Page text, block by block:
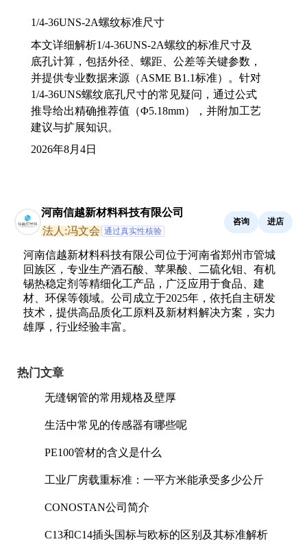
1/4-36UNS-2A螺纹标准尺寸
本文详细解析1/4-36UNS-2A螺纹的标准尺寸及
底孔计算，包括外径、螺距、公差等关键参数，
并提供专业数据来源（ASME B1.1标准）。针对
1/4-36UNS螺纹底孔尺寸的常见疑问，通过公式
推导给出精确推荐值（Φ5.18mm），并附加工艺
建议与扩展知识。
2026年8月4日
河南信越新材料科技有限公司
法人:冯文会 通过真实性核验
咨询 进店
河南信越新材料科技有限公司位于河南省郑州市管城
回族区，专业生产酒石酸、苹果酸、二硫化钼、有机
锡热稳定剂等精细化工产品，广泛应用于食品、建
材、环保等领域。公司成立于2025年，依托自主研发
技术，提供高品质化工原料及新材料解决方案，实力
雄厚，行业经验丰富。
热门文章
无缝钢管的常用规格及壁厚
生活中常见的传感器有哪些呢
PE100管材的含义是什么
工业厂房载重标准：一平方米能承受多少公斤
CONOSTAN公司简介
C13和C14插头国标与欧标的区别及其标准解析